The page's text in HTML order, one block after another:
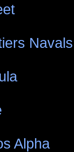
Alpha